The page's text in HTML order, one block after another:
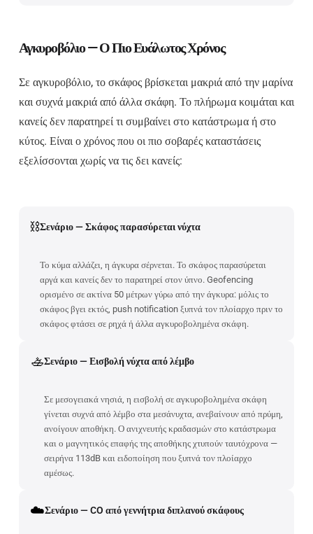
Αγκυροβόλιο — Ο Πιο Ευάλωτος Χρόνος
Σε αγκυροβόλιο, το σκάφος βρίσκεται μακριά από την μαρίνα
και συχνά μακριά από άλλα σκάφη. Το πλήρωμα κοιμάται και
κανείς δεν παρατηρεί τι συμβαίνει στο κατάστρωμα ή στο
κύτος. Είναι ο χρόνος που οι πιο σοβαρές καταστάσεις
εξελίσσονται χωρίς να τις δει κανείς:
⛓️Σενάριο — Σκάφος παρασύρεται νύχτα
Το κύμα αλλάζει, η άγκυρα σέρνεται. Το σκάφος παρασύρεται
αργά και κανείς δεν το παρατηρεί στον ύπνο. Geofencing
ορισμένο σε ακτίνα 50 μέτρων γύρω από την άγκυρα: μόλις το
σκάφος βγει εκτός, push notification ξυπνά τον πλοίαρχο πριν το
σκάφος φτάσει σε ρηχά ή άλλα αγκυροβολημένα σκάφη.
🚣Σενάριο — Εισβολή νύχτα από λέμβο
Σε μεσογειακά νησιά, η εισβολή σε αγκυροβολημένα σκάφη
γίνεται συχνά από λέμβο στα μεσάνυχτα, ανεβαίνουν από πρύμη,
ανοίγουν αποθήκη. Ο ανιχνευτής κραδασμών στο κατάστρωμα
και ο μαγνητικός επαφής της αποθήκης χτυπούν ταυτόχρονα —
σειρήνα 113dB και ειδοποίηση που ξυπνά τον πλοίαρχο
αμέσως.
☁️Σενάριο — CO από γεννήτρια διπλανού σκάφους